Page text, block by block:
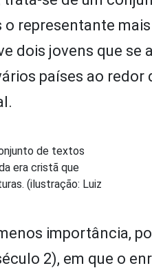
o representante
dois jovens que se
países ao
de textos
era cristã que
(ilustração: Luiz
importância,
2), em que o